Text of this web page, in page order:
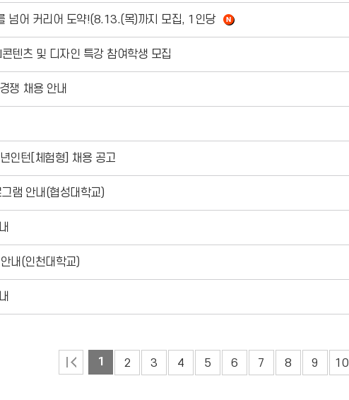
넘어 커리어 도약!(8.13.(목)까지 모집, 1인당
텐츠 및 디자인 특강 참여학생 모집
쟁 채용 안내
인턴[체험형] 채용 공고
램 안내(협성대학교)
내(인천대학교)
1 2 3 4 5 6 7 8 9 10